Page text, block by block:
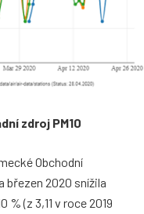
zdroj PM10
ké Obchodní
březen 2020 snížila
% (z 3,11 v roce 2019